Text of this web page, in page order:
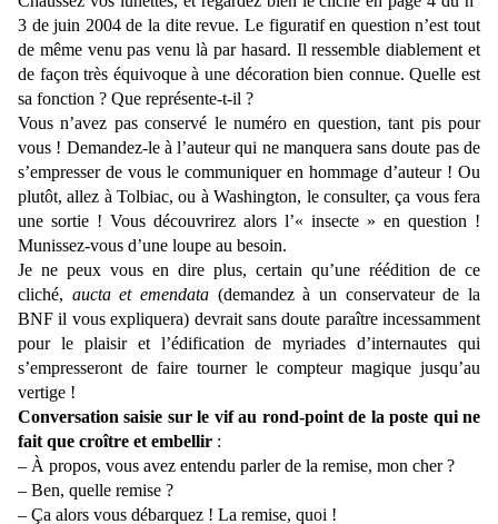
3 de juin 2004 de la dite revue. Le figuratif en question n’est tout
de même venu pas venu là par hasard. Il ressemble diablement et
de façon très équivoque à une décoration bien connue. Quelle est
sa fonction ? Que représente-t-il ?
Vous n’avez pas conservé le numéro en question, tant pis pour
vous ! Demandez-le à l’auteur qui ne manquera sans doute pas de
s’empresser de vous le communiquer en hommage d’auteur ! Ou
plutôt, allez à Tolbiac, ou à Washington, le consulter, ça vous fera
une sortie ! Vous découvrirez alors l’« insecte » en question !
Munissez-vous d’une loupe au besoin.
Je ne peux vous en dire plus, certain qu’une réédition de ce
cliché, aucta et emendata (demandez à un conservateur de la
BNF il vous expliquera) devrait sans doute paraître incessamment
pour le plaisir et l’édification de myriades d’internautes qui
s’empresseront de faire tourner le compteur magique jusqu’au
vertige !
Conversation saisie sur le vif au rond-point de la poste qui ne
fait que croître et embellir :
– À propos, vous avez entendu parler de la remise, mon cher ?
– Ben, quelle remise ?
– Ça alors vous débarquez ! La remise, quoi !